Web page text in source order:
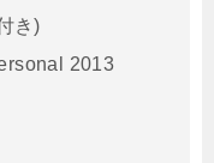
き)
2013